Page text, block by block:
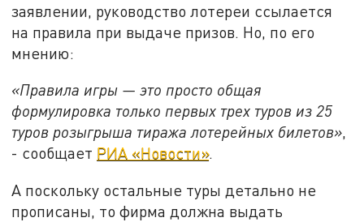
заявлении, руководство лотереи ссылается
на правила при выдаче призов. Но, по его
мнению:
«Правила игры — это просто общая
формулировка только первых трех туров из 25
туров розыгрыша тиража лотерейных билетов»,
- сообщает РИА «Новости».
А поскольку остальные туры детально не
прописаны, то фирма должна выдать